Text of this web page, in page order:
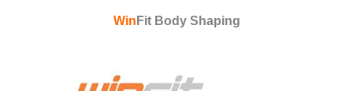
Win Fit Body Shaping